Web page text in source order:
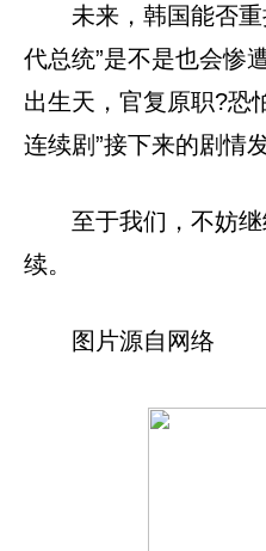
未来，韩国能否
代总统”是不是也会惨
出生天，官复原职?恐
连续剧”接下来的剧情发
至于我们，不妨
续。
图片源自网络